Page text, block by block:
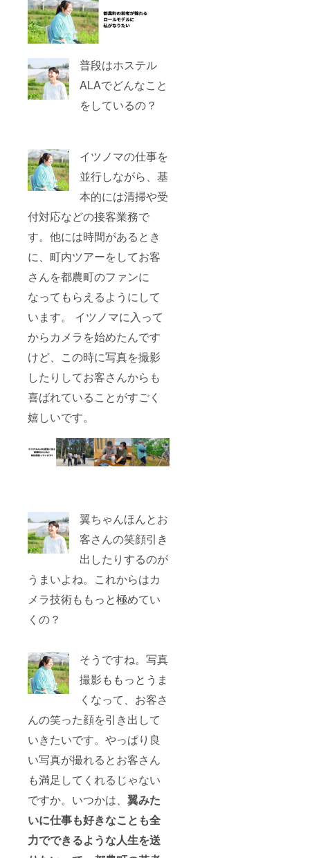
普段はホステル
ALAでどんなこと
をしているの？
イツノマの仕事を
並行しながら、基
本的には清掃や受
付対応などの接客業務で
す。他には時間があるとき
に、町内ツアーをしてお客
さんを都農町のファンに
なってもらえるようにして
います。 イツノマに入って
からカメラを始めたんです
けど、この時に写真を撮影
したりしてお客さんからも
喜ばれていることがすごく
嬉しいです。
翼ちゃんほんとお
客さんの笑顔引き
出したりするのが
うまいよね。これからはカ
メラ技術ももっと極めてい
くの？
そうですね。写真
撮影ももっとうま
くなって、お客さ
んの笑った顔を引き出して
いきたいです。やっぱり良
い写真が撮れるとお客さん
も満足してくれるじゃない
ですか。いつかは、 翼みた
いに仕事も好きなことも全
力でできるような人生を送